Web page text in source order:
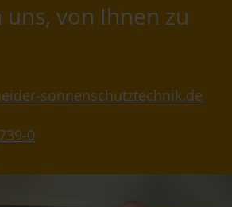
von Ihnen zu
sonnenschutztechnik.de
0